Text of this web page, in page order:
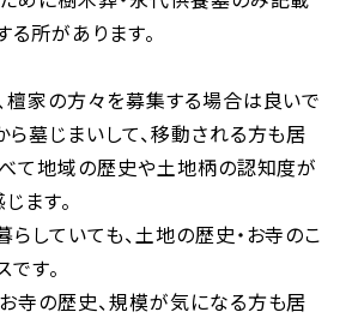
所があります。
檀家の方々を募集する場合は良いで
ら墓じまいして、移動される方も居
べて地域の歴史や土地柄の認知度が
ます。
していても、土地の歴史・お寺のこ
す。
寺の歴史、規模が気になる方も居